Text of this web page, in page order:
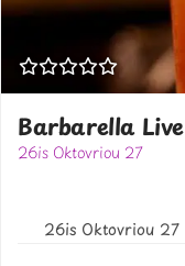
Barbarella Live
26is Oktovriou 27
26is Oktovriou 27